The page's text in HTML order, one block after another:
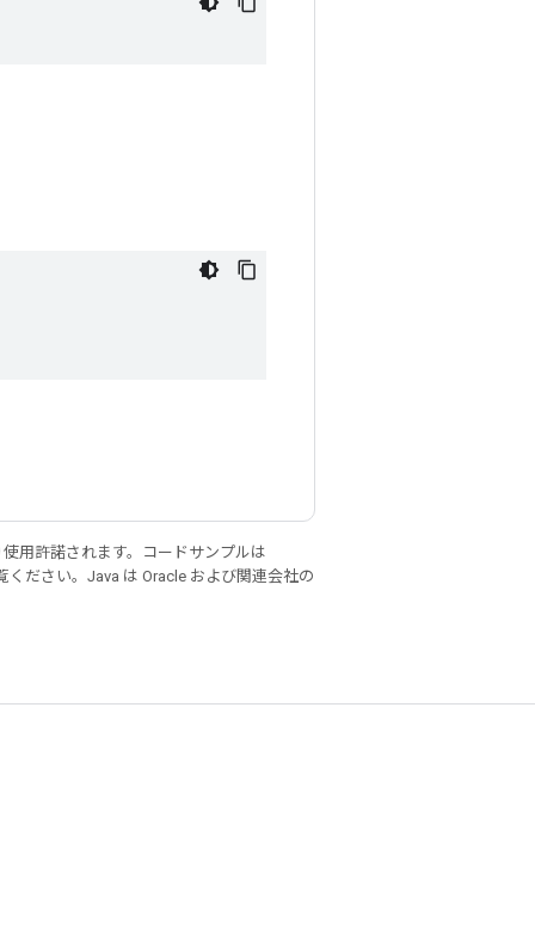
使用許諾されます。コードサンプルは
ください。Java は Oracle および関連会社の